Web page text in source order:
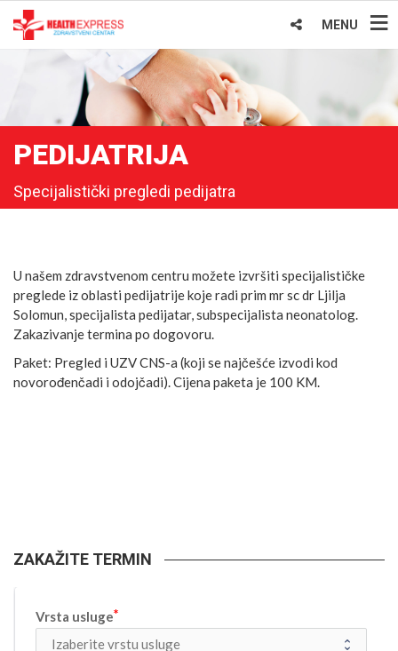
MENU
PEDIJATRIJA
Specijalistički pregledi pedijatra
U našem zdravstvenom centru možete izvršiti specijalističke
preglede iz oblasti pedijatrije koje radi prim mr sc dr Ljilja
Solomun, specijalista pedijatar, subspecijalista neonatolog.
Zakazivanje termina po dogovoru.
Paket: Pregled i UZV CNS-a (koji se najčešće izvodi kod
novorođenčadi i odojčadi). Cijena paketa je 100 KM.
ZAKAŽITE TERMIN
Vrsta usluge